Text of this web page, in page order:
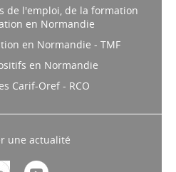
de l'emploi, de la formation
en Normandie
en Normandie - TMF
en Normandie
Carif-Oref - RCO
une actualité